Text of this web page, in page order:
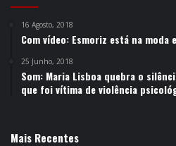
16 Agosto, 2018
Com vídeo: Esmoriz está na moda
25 Junho, 2018
Som: Maria Lisboa quebra o
que foi vítima de violência
Mais Recentes